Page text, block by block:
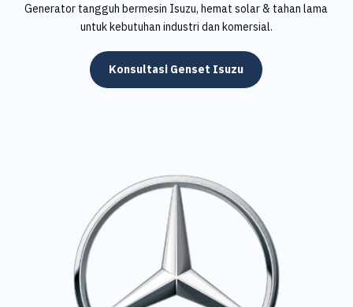
Generator tangguh bermesin Isuzu, hemat solar & tahan lama
untuk kebutuhan industri dan komersial.
Konsultasi Genset Isuzu